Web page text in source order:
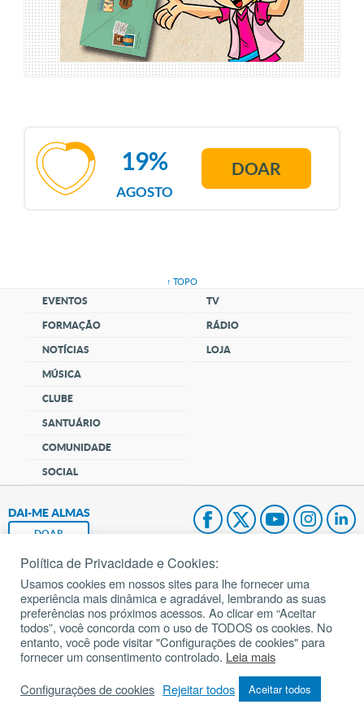
AGOSTO
19% DOAR
↑ TOPO
EVENTOS
FORMAÇÃO
NOTÍCIAS
MÚSICA
CLUBE
SANTUÁRIO
COMUNIDADE
SOCIAL
TV
RÁDIO
LOJA
DAI-ME ALMAS
DOAR
Fundação João Paulo II
Pedido de Oração
Mapa do site
Todos os direitos reservados.
Política de Privacidade e Cookies:
Usamos cookies em nossos sites para lhe fornecer uma
experiência mais dinâmica e agradável, lembrando as suas
preferências nos próximos acessos. Ao clicar em “Aceitar
todos”, você concorda com o uso de TODOS os cookies. No
entanto, você pode visitar "Configurações de cookies" para
fornecer um consentimento controlado. Leia mais
Configurações de cookies Rejeitar todos Aceitar todos